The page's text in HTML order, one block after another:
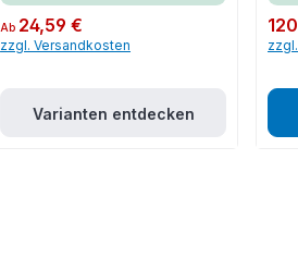
Regulärer Preis:
Ab 24,59 €
zzgl. Versandkosten
Varianten entdecken